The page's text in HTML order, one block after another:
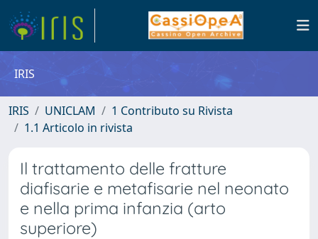
IRIS
IRIS UNICLAM
1 Contributo su Rivista
1.1 Articolo in rivista
Il trattamento delle fratture
diafisarie e metafisarie nel neonato
e nella prima infanzia (arto
superiore)